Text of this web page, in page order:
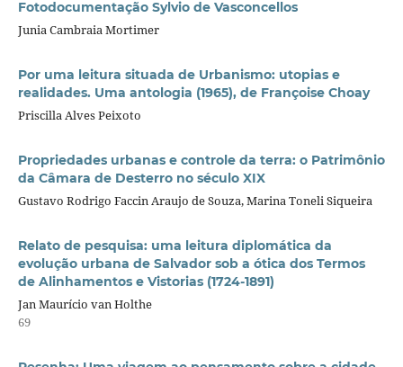
Fotodocumentação Sylvio de Vasconcellos
Junia Cambraia Mortimer
Por uma leitura situada de Urbanismo: utopias e
realidades. Uma antologia (1965), de Françoise Choay
Priscilla Alves Peixoto
Propriedades urbanas e controle da terra: o Patrimônio
da Câmara de Desterro no século XIX
Gustavo Rodrigo Faccin Araujo de Souza, Marina Toneli Siqueira
Relato de pesquisa: uma leitura diplomática da
evolução urbana de Salvador sob a ótica dos Termos
de Alinhamentos e Vistorias (1724-1891)
Jan Maurício van Holthe
69